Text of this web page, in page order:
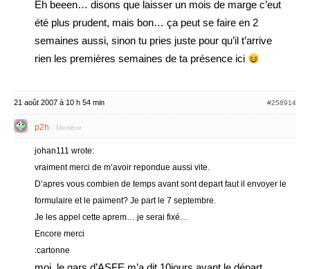
Eh beeen… disons que laisser un mois de marge c’eut
été plus prudent, mais bon… ça peut se faire en 2
semaines aussi, sinon tu pries juste pour qu’il t’arrive
rien les premières semaines de ta présence ici
21 août 2007 à 10 h 54 min #258914
p2h Membre
johan111 wrote:
vraiment merci de m’avoir repondue aussi vite.
D’apres vous combien de temps avant sont depart faut il envoyer le
formulaire et le paiment? Je part le 7 septembre.
Je les appel cette aprem… je serai fixé…
Encore merci
:cartonne